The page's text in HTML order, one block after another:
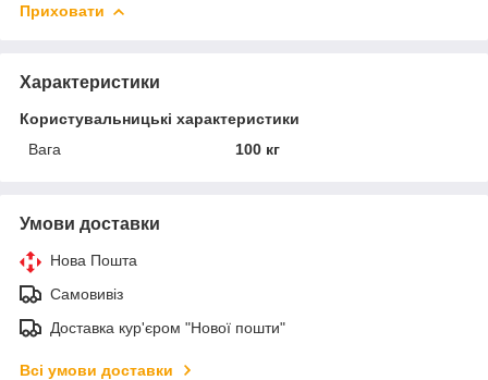
Приховати
Характеристики
Користувальницькі характеристики
Вага
100 кг
Умови доставки
Нова Пошта
Самовивіз
Доставка кур'єром "Нової пошти"
Всі умови доставки